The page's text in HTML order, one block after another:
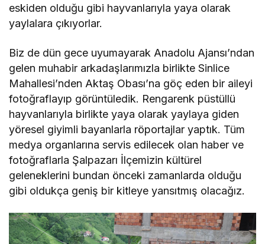
eskiden olduğu gibi hayvanlarıyla yaya olarak
yaylalara çıkıyorlar.
Biz de dün gece uyumayarak Anadolu Ajansı’ndan
gelen muhabir arkadaşlarımızla birlikte Sinlice
Mahallesi’nden Aktaş Obası’na göç eden bir aileyi
fotoğraflayıp görüntüledik. Rengarenk püstüllü
hayvanlarıyla birlikte yaya olarak yaylaya giden
yöresel giyimli bayanlarla röportajlar yaptık. Tüm
medya organlarına servis edilecek olan haber ve
fotoğraflarla Şalpazarı İlçemizin kültürel
geleneklerini bundan önceki zamanlarda olduğu
gibi oldukça geniş bir kitleye yansıtmış olacağız.